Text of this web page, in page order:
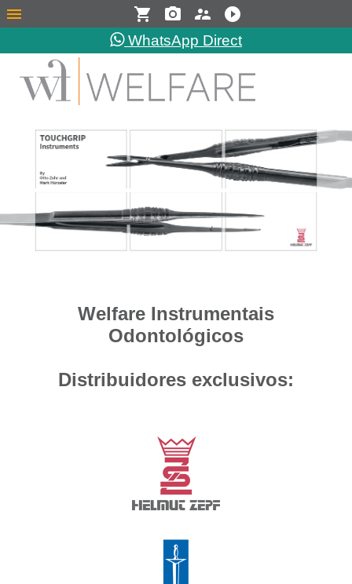
menu shopping_cart photo_camera supervisor_account play_circle_filled
WhatsApp Direct
Welfare Instrumentais
Odontológicos
Distribuidores exclusivos: